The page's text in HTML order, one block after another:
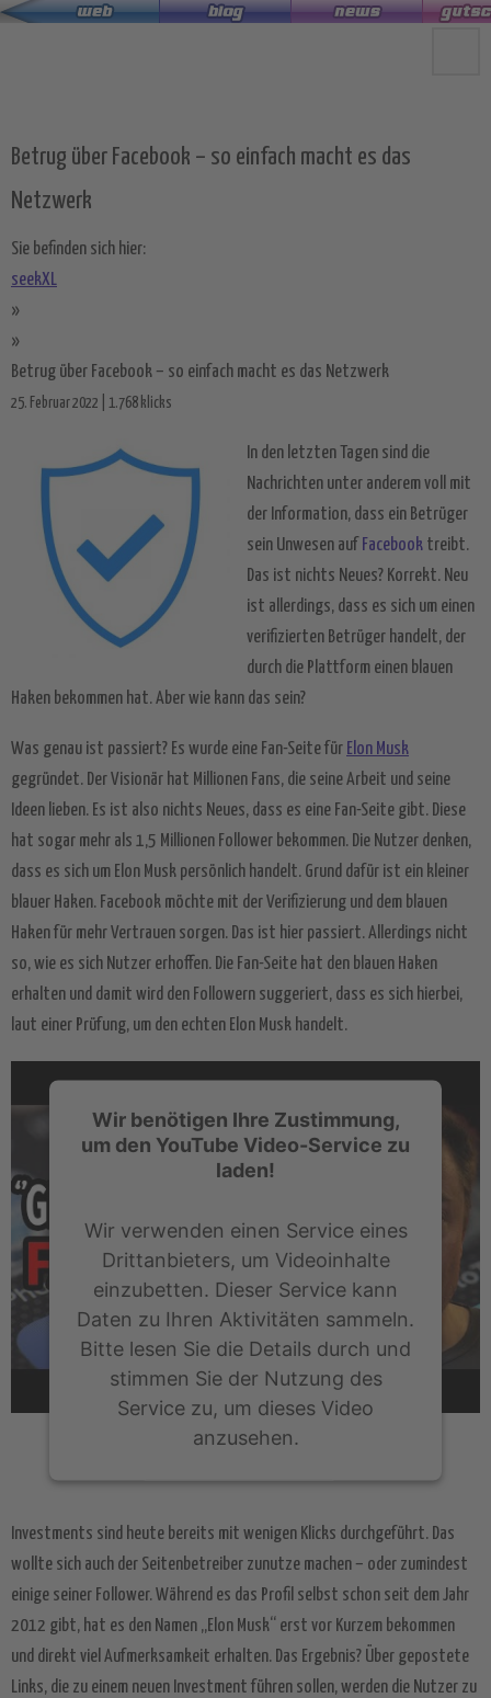
Zum
Betrug über Facebook – so einfach macht es das
Netzwerk
Sie befinden sich hier:
seekXL
»
»
Betrug über Facebook – so einfach macht es das Netzwerk
25. Februar 2022 | 1.768 klicks
In den letzten Tagen sind die
Nachrichten unter anderem voll mit
der Information, dass ein Betrüger
sein Unwesen auf Facebook treibt.
Das ist nichts Neues? Korrekt. Neu
ist allerdings, dass es sich um einen
verifizierten Betrüger handelt, der
durch die Plattform einen blauen
Haken bekommen hat. Aber wie kann das sein?
Was genau ist passiert? Es wurde eine Fan-Seite für Elon Musk
gegründet. Der Visionär hat Millionen Fans, die seine Arbeit und seine
Ideen lieben. Es ist also nichts Neues, dass es eine Fan-Seite gibt. Diese
hat sogar mehr als 1,5 Millionen Follower bekommen. Die Nutzer denken,
dass es sich um Elon Musk persönlich handelt. Grund dafür ist ein kleiner
blauer Haken. Facebook möchte mit der Verifizierung und dem blauen
Haken für mehr Vertrauen sorgen. Das ist hier passiert. Allerdings nicht
so, wie es sich Nutzer erhoffen. Die Fan-Seite hat den blauen Haken
erhalten und damit wird den Followern suggeriert, dass es sich hierbei,
laut einer Prüfung, um den echten Elon Musk handelt.
Wir benötigen Ihre Zustimmung,
um den YouTube Video-Service zu
laden!
Wir verwenden einen Service eines
Drittanbieters, um Videoinhalte
einzubetten. Dieser Service kann
Daten zu Ihren Aktivitäten sammeln.
Bitte lesen Sie die Details durch und
stimmen Sie der Nutzung des
Service zu, um dieses Video
anzusehen.
Akzeptieren
powered by Usercentrics Consent
Management Platform&eRecht24
Investments sind heute bereits mit wenigen Klicks durchgeführt. Das
wollte sich auch der Seitenbetreiber zunutze machen – oder zumindest
einige seiner Follower. Während es das Profil selbst schon seit dem Jahr
2012 gibt, hat es den Namen „Elon Musk“ erst vor Kurzem bekommen
und direkt viel Aufmerksamkeit erhalten. Das Ergebnis? Über gepostete
Links, die zu einem neuen Investment führen sollen, werden die Nutzer zu